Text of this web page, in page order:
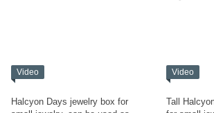
Video
Halcyon Days jewelry box for
Video
Tall